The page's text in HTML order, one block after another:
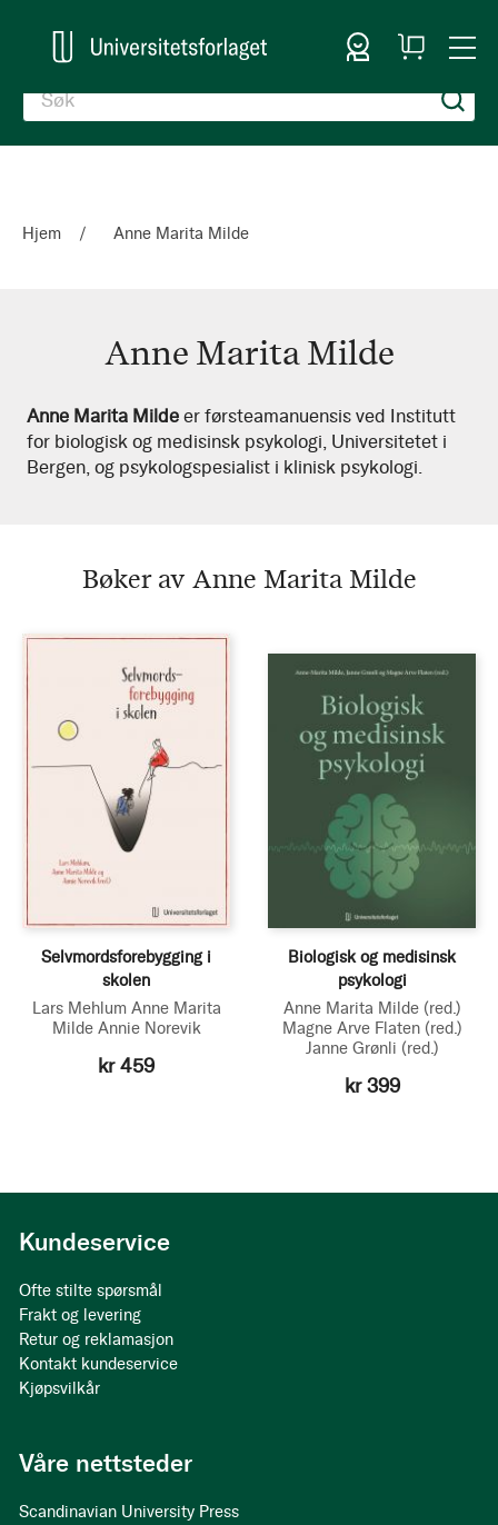
Logg inn
Handlekurv
Hjem Anne Marita Milde
Anne Marita Milde
Anne
Marita
Anne Marita Milde er førsteamanuensis ved Institutt
for biologisk og medisinsk psykologi, Universitetet i
Bergen, og psykologspesialist i klinisk psykologi.
Bøker av Anne Marita Milde
Selvmordsforebygging i
skolen
Lars Mehlum Anne Marita
Milde Annie Norevik
kr 459
Biologisk og medisinsk
psykologi
Anne Marita Milde (red.)
Magne Arve Flaten (red.)
Janne Grønli (red.)
kr 399
Kundeservice
Ofte stilte spørsmål
Frakt og levering
Retur og reklamasjon
Kontakt kundeservice
Kjøpsvilkår
Våre nettsteder
Scandinavian University Press